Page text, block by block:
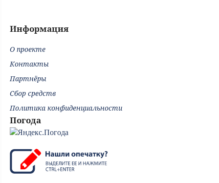
Информация
О проекте
Контакты
Партнёры
Сбор средств
Политика конфиденциальности
Погода